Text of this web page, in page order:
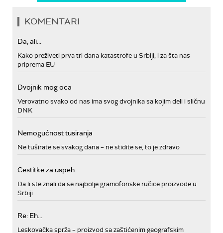
KOMENTARI
Da, ali...
Kako preživeti prva tri dana katastrofe u Srbiji, i za šta nas
priprema EU
Dvojnik mog oca
Verovatno svako od nas ima svog dvojnika sa kojim deli i sličnu
DNK
Nemogućnost tusiranja
Ne tuširate se svakog dana – ne stidite se, to je zdravo
Cestitke za uspeh
Da li ste znali da se najbolje gramofonske ručice proizvode u
Srbiji
Re: Eh...
Leskovačka sprža – proizvod sa zaštićenim geografskim